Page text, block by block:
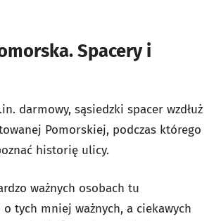
Spacery i
darmowy, sąsiedzki spacer wzdłuż
Pomorskiej, podczas którego
historię ulicy.
ważnych osobach tu
tych mniej ważnych, a ciekawych